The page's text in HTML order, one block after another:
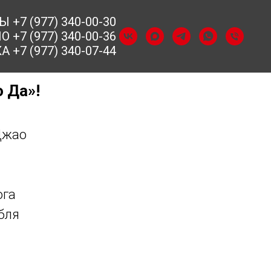
(977) 340-00-30
(977) 340-00-36
+7 (977) 340-07-44
Да»!